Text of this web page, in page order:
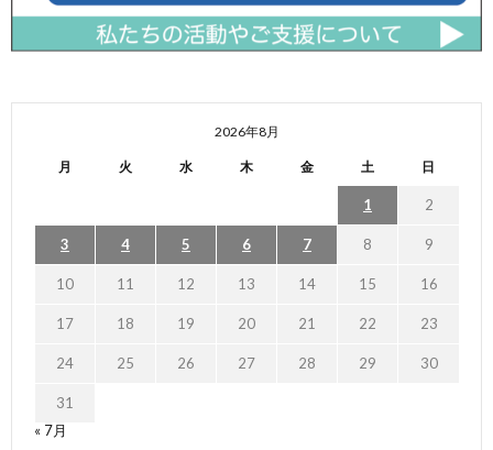
2026年8月
月 火 水 木 金 土 日
1 2
3 4 5 6 7 8 9
10 11 12 13 14 15 16
17 18 19 20 21 22 23
24 25 26 27 28 29 30
31
« 7月